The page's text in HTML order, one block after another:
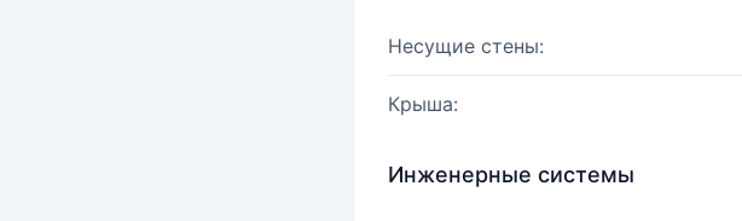
Несущие стены:
Крыша:
Инженерные системы